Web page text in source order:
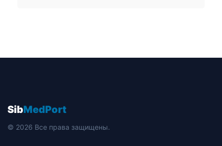
SibMedPort
© 2026 Все права защищены.